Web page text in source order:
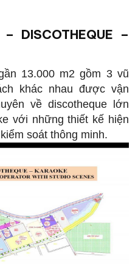
DISCOTHEQUE –
13.000 m2 gồm 3 vũ
khác nhau được vận
về discotheque lớn
với những thiết kế hiện
soát thông minh.